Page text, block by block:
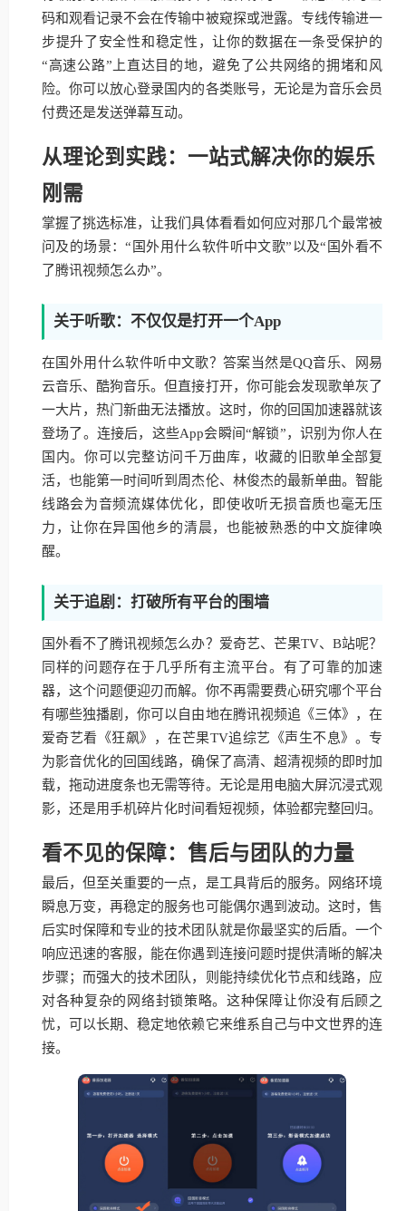
码和观看记录不会在传输中被窥探或泄露。专线传输进一
步提升了安全性和稳定性，让你的数据在一条受保护的
“高速公路”上直达目的地，避免了公共网络的拥堵和风
险。你可以放心登录国内的各类账号，无论是为音乐会员
付费还是发送弹幕互动。
从理论到实践：一站式解决你的娱乐
刚需
掌握了挑选标准，让我们具体看看如何应对那几个最常被
问及的场景：“国外用什么软件听中文歌”以及“国外看不
了腾讯视频怎么办”。
关于听歌：不仅仅是打开一个App
在国外用什么软件听中文歌？答案当然是QQ音乐、网易
云音乐、酷狗音乐。但直接打开，你可能会发现歌单灰了
一大片，热门新曲无法播放。这时，你的回国加速器就该
登场了。连接后，这些App会瞬间“解锁”，识别为你人在
国内。你可以完整访问千万曲库，收藏的旧歌单全部复
活，也能第一时间听到周杰伦、林俊杰的最新单曲。智能
线路会为音频流媒体优化，即使收听无损音质也毫无压
力，让你在异国他乡的清晨，也能被熟悉的中文旋律唤
醒。
关于追剧：打破所有平台的围墙
国外看不了腾讯视频怎么办？爱奇艺、芒果TV、B站呢？
同样的问题存在于几乎所有主流平台。有了可靠的加速
器，这个问题便迎刃而解。你不再需要费心研究哪个平台
有哪些独播剧，你可以自由地在腾讯视频追《三体》，在
爱奇艺看《狂飙》，在芒果TV追综艺《声生不息》。专
为影音优化的回国线路，确保了高清、超清视频的即时加
载，拖动进度条也无需等待。无论是用电脑大屏沉浸式观
影，还是用手机碎片化时间看短视频，体验都完整回归。
看不见的保障：售后与团队的力量
最后，但至关重要的一点，是工具背后的服务。网络环境
瞬息万变，再稳定的服务也可能偶尔遇到波动。这时，售
后实时保障和专业的技术团队就是你最坚实的后盾。一个
响应迅速的客服，能在你遇到连接问题时提供清晰的解决
步骤；而强大的技术团队，则能持续优化节点和线路，应
对各种复杂的网络封锁策略。这种保障让你没有后顾之
忧，可以长期、稳定地依赖它来维系自己与中文世界的连
接。